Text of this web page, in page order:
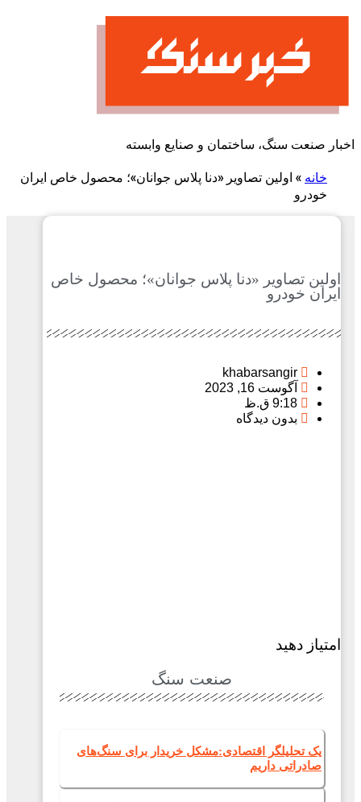
پرش
اخبار صنعت سنگ، ساختمان و صنایع وابسته
خانه » اولین تصاویر «دنا پلاس جوانان»؛ محصول خاص ایران
خودرو
اولین تصاویر «دنا پلاس جوانان»؛ محصول خاص
ایران خودرو
khabarsangir
آگوست 16, 2023
9:18 ق.ظ
بدون دیدگاه
امتیاز دهید
صنعت سنگ
یک تحلیلگر اقتصادی:مشکل خریدار برای سنگ‌های
صادراتی داریم